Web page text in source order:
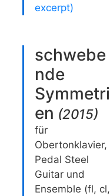
excerpt)
schwebe
nde
Symmetri
en (2015)
für
Obertonklavier,
Pedal Steel
Guitar und
Ensemble (fl, cl,